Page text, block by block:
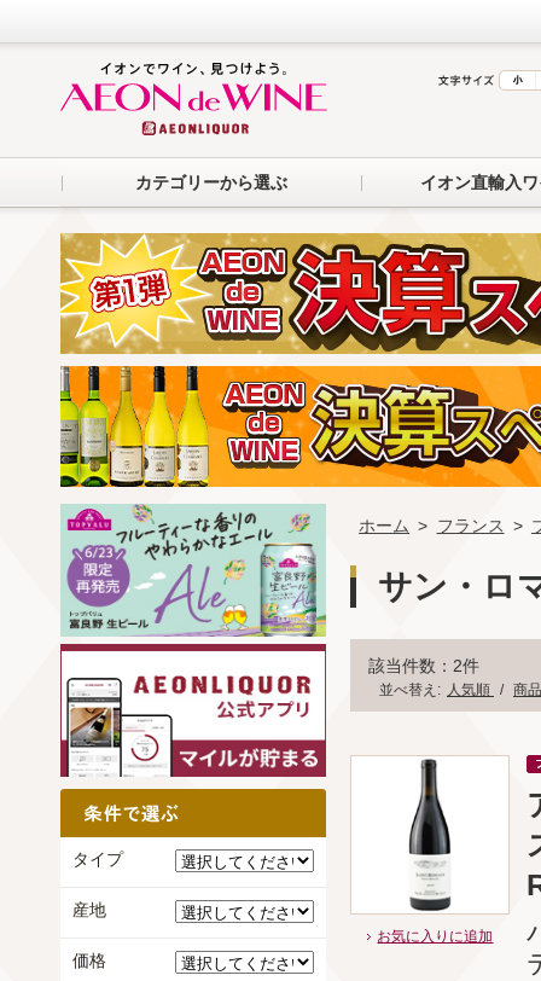
カテゴリーから選ぶ イオン直輸入
ホーム > フランス >
サン・ロ
該当件数：2件
並べ替え: 人気順 / 商
お気に入りに追加
タイプ
産地
価格